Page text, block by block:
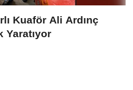
Kuaför Ali Ardınç
Yaratıyor